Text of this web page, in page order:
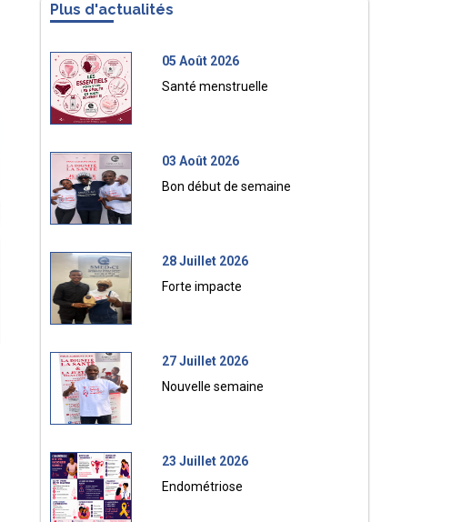
Plus d'actualités
05 Août 2026
Santé menstruelle
03 Août 2026
Bon début de semaine
28 Juillet 2026
Forte impacte
27 Juillet 2026
Nouvelle semaine
23 Juillet 2026
Endométriose